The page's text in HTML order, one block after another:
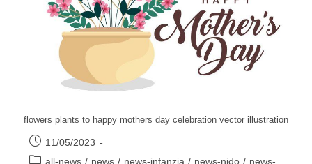
flowers plants to happy mothers day celebration vector illustration
Articolo
pubblicato:
11/05/2023
Categoria
all-news / news / news-infanzia / news-nido / news-